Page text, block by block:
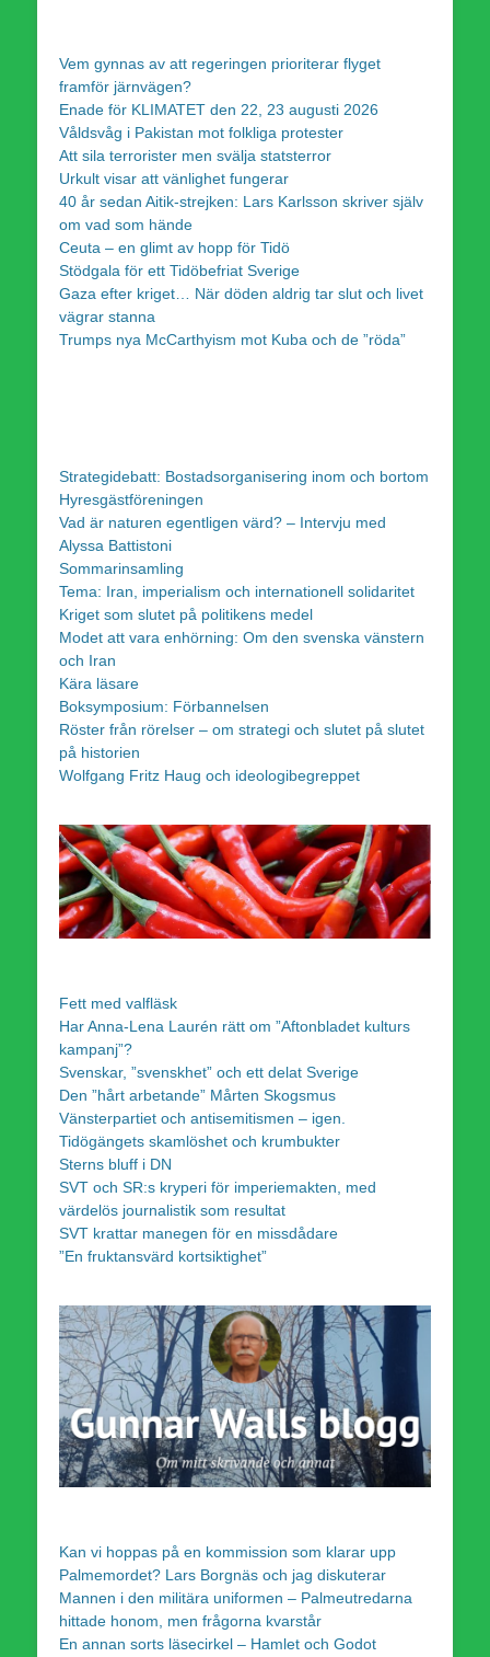
Vem gynnas av att regeringen prioriterar flyget
framför järnvägen?
Enade för KLIMATET den 22, 23 augusti 2026
Våldsvåg i Pakistan mot folkliga protester
Att sila terrorister men svälja statsterror
Urkult visar att vänlighet fungerar
40 år sedan Aitik-strejken: Lars Karlsson skriver själv
om vad som hände
Ceuta – en glimt av hopp för Tidö
Stödgala för ett Tidöbefriat Sverige
Gaza efter kriget… När döden aldrig tar slut och livet
vägrar stanna
Trumps nya McCarthyism mot Kuba och de ”röda”
Strategidebatt: Bostadsorganisering inom och bortom
Hyresgästföreningen
Vad är naturen egentligen värd? – Intervju med
Alyssa Battistoni
Sommarinsamling
Tema: Iran, imperialism och internationell solidaritet
Kriget som slutet på politikens medel
Modet att vara enhörning: Om den svenska vänstern
och Iran
Kära läsare
Boksymposium: Förbannelsen
Röster från rörelser – om strategi och slutet på slutet
på historien
Wolfgang Fritz Haug och ideologibegreppet
Fett med valfläsk
Har Anna-Lena Laurén rätt om ”Aftonbladet kulturs
kampanj”?
Svenskar, ”svenskhet” och ett delat Sverige
Den ”hårt arbetande” Mårten Skogsmus
Vänsterpartiet och antisemitismen – igen.
Tidögängets skamlöshet och krumbukter
Sterns bluff i DN
SVT och SR:s kryperi för imperiemakten, med
värdelös journalistik som resultat
SVT krattar manegen för en missdådare
”En fruktansvärd kortsiktighet”
Kan vi hoppas på en kommission som klarar upp
Palmemordet? Lars Borgnäs och jag diskuterar
Mannen i den militära uniformen – Palmeutredarna
hittade honom, men frågorna kvarstår
En annan sorts läsecirkel – Hamlet och Godot